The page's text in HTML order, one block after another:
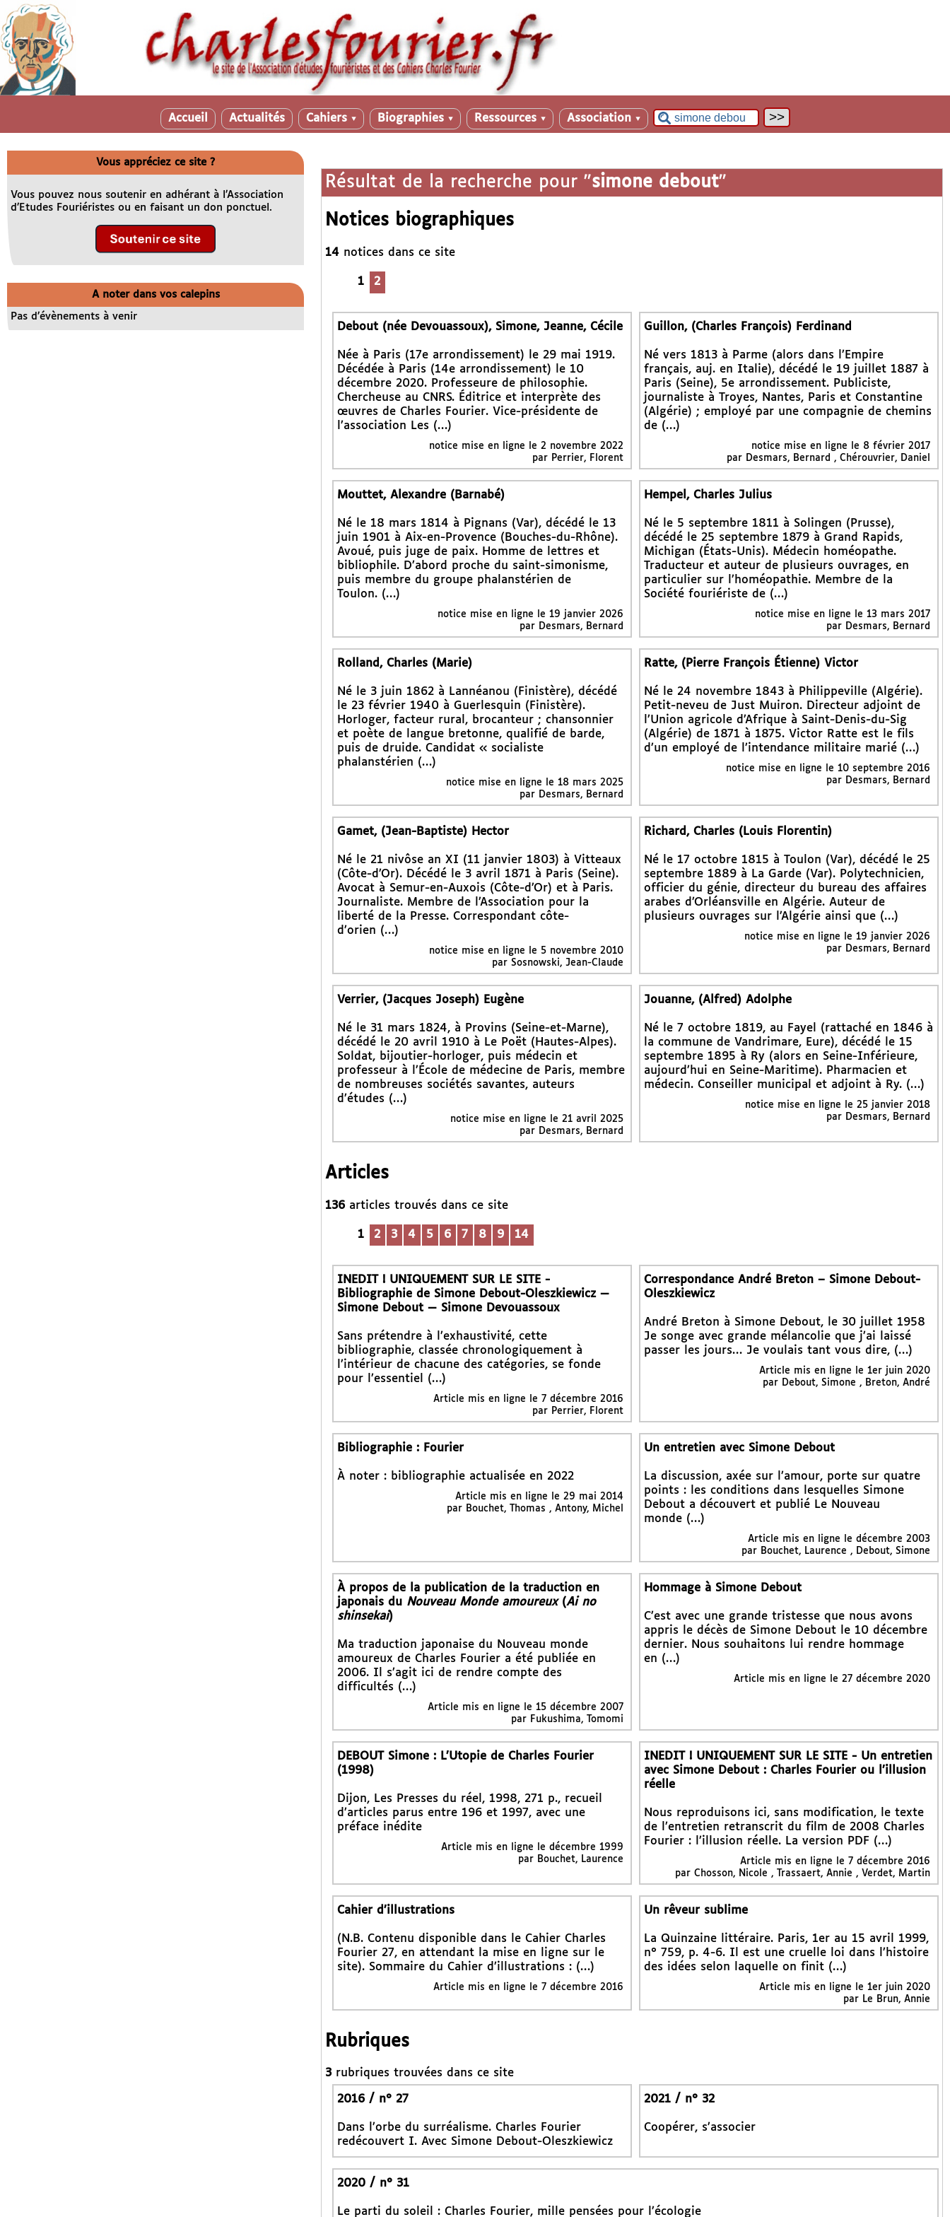
Accueil Actualités Cahiers ▼ Biographies ▼ Ressources ▼ Association ▼
Résultat de la recherche pour "simone debout"
Notices biographiques
14notices dans ce site
1 2
Debout (née Devouassoux), Simone, Jeanne, Cécile
Née à Paris (17e arrondissement) le 29 mai 1919.
Décédée à Paris (14e arrondissement) le 10
décembre 2020. Professeure de philosophie.
Chercheuse au CNRS. Éditrice et interprète des
œuvres de Charles Fourier. Vice-présidente de
l’association Les (…)
notice mise en ligne le 2 novembre 2022
par Perrier, Florent
Guillon, (Charles François) Ferdinand
Né vers 1813 à Parme (alors dans l’Empire
français, auj. en Italie), décédé le 19 juillet 1887 à
Paris (Seine), 5e arrondissement. Publiciste,
journaliste à Troyes, Nantes, Paris et Constantine
(Algérie) ; employé par une compagnie de chemins
de (…)
notice mise en ligne le 8 février 2017
par Desmars, Bernard , Chérouvrier, Daniel
Mouttet, Alexandre (Barnabé)
Né le 18 mars 1814 à Pignans (Var), décédé le 13
juin 1901 à Aix-en-Provence (Bouches-du-Rhône).
Avoué, puis juge de paix. Homme de lettres et
bibliophile. D’abord proche du saint-simonisme,
puis membre du groupe phalanstérien de
Toulon. (…)
notice mise en ligne le 19 janvier 2026
par Desmars, Bernard
Hempel, Charles Julius
Né le 5 septembre 1811 à Solingen (Prusse),
décédé le 25 septembre 1879 à Grand Rapids,
Michigan (États-Unis). Médecin homéopathe.
Traducteur et auteur de plusieurs ouvrages, en
particulier sur l’homéopathie. Membre de la
Société fouriériste de (…)
notice mise en ligne le 13 mars 2017
par Desmars, Bernard
Rolland, Charles (Marie)
Né le 3 juin 1862 à Lannéanou (Finistère), décédé
le 23 février 1940 à Guerlesquin (Finistère).
Horloger, facteur rural, brocanteur ; chansonnier
et poète de langue bretonne, qualifié de barde,
puis de druide. Candidat « socialiste
phalanstérien (…)
notice mise en ligne le 18 mars 2025
par Desmars, Bernard
Ratte, (Pierre François Étienne) Victor
Né le 24 novembre 1843 à Philippeville (Algérie).
Petit-neveu de Just Muiron. Directeur adjoint de
l’Union agricole d’Afrique à Saint-Denis-du-Sig
(Algérie) de 1871 à 1875. Victor Ratte est le fils
d’un employé de l’intendance militaire marié (…)
notice mise en ligne le 10 septembre 2016
par Desmars, Bernard
Gamet, (Jean-Baptiste) Hector
Né le 21 nivôse an XI (11 janvier 1803) à Vitteaux
(Côte-d’Or). Décédé le 3 avril 1871 à Paris (Seine).
Avocat à Semur-en-Auxois (Côte-d’Or) et à Paris.
Journaliste. Membre de l’Association pour la
liberté de la Presse. Correspondant côte-
d’orien (…)
notice mise en ligne le 5 novembre 2010
par Sosnowski, Jean-Claude
Richard, Charles (Louis Florentin)
Né le 17 octobre 1815 à Toulon (Var), décédé le 25
septembre 1889 à La Garde (Var). Polytechnicien,
officier du génie, directeur du bureau des affaires
arabes d’Orléansville en Algérie. Auteur de
plusieurs ouvrages sur l’Algérie ainsi que (…)
notice mise en ligne le 19 janvier 2026
par Desmars, Bernard
Verrier, (Jacques Joseph) Eugène
Né le 31 mars 1824, à Provins (Seine-et-Marne),
décédé le 20 avril 1910 à Le Poët (Hautes-Alpes).
Soldat, bijoutier-horloger, puis médecin et
professeur à l’École de médecine de Paris, membre
de nombreuses sociétés savantes, auteurs
d’études (…)
notice mise en ligne le 21 avril 2025
par Desmars, Bernard
Jouanne, (Alfred) Adolphe
Né le 7 octobre 1819, au Fayel (rattaché en 1846 à
la commune de Vandrimare, Eure), décédé le 15
septembre 1895 à Ry (alors en Seine-Inférieure,
aujourd’hui en Seine-Maritime). Pharmacien et
médecin. Conseiller municipal et adjoint à Ry. (…)
notice mise en ligne le 25 janvier 2018
par Desmars, Bernard
Articles
136articles trouvés dans ce site
1 2 3 4 5 6 7 8 9 14
INEDIT ! UNIQUEMENT SUR LE SITE -
Bibliographie de Simone Debout-Oleszkiewicz —
Simone Debout — Simone Devouassoux
Sans prétendre à l’exhaustivité, cette
bibliographie, classée chronologiquement à
l’intérieur de chacune des catégories, se fonde
pour l’essentiel (…)
Article mis en ligne le 7 décembre 2016
par Perrier, Florent
Correspondance André Breton – Simone Debout-
Oleszkiewicz
André Breton à Simone Debout, le 30 juillet 1958
Je songe avec grande mélancolie que j’ai laissé
passer les jours… Je voulais tant vous dire, (…)
Article mis en ligne le 1er juin 2020
par Debout, Simone , Breton, André
Bibliographie : Fourier
À noter : bibliographie actualisée en 2022
Article mis en ligne le 29 mai 2014
par Bouchet, Thomas , Antony, Michel
Un entretien avec Simone Debout
La discussion, axée sur l’amour, porte sur quatre
points : les conditions dans lesquelles Simone
Debout a découvert et publié Le Nouveau
monde (…)
Article mis en ligne le décembre 2003
par Bouchet, Laurence , Debout, Simone
À propos de la publication de la traduction en
japonais du Nouveau Monde amoureux(Ai no
shinsekai)
Ma traduction japonaise du Nouveau monde
amoureux de Charles Fourier a été publiée en
2006. Il s’agit ici de rendre compte des
difficultés (…)
Article mis en ligne le 15 décembre 2007
par Fukushima, Tomomi
Hommage à Simone Debout
C’est avec une grande tristesse que nous avons
appris le décès de Simone Debout le 10 décembre
dernier. Nous souhaitons lui rendre hommage
en (…)
Article mis en ligne le 27 décembre 2020
DEBOUT Simone : L’Utopie de Charles Fourier
(1998)
Dijon, Les Presses du réel, 1998, 271 p., recueil
d’articles parus entre 196 et 1997, avec une
préface inédite
Article mis en ligne le décembre 1999
par Bouchet, Laurence
INEDIT ! UNIQUEMENT SUR LE SITE - Un entretien
avec Simone Debout : Charles Fourier ou l’illusion
réelle
Nous reproduisons ici, sans modification, le texte
de l’entretien retranscrit du film de 2008 Charles
Fourier : l’illusion réelle. La version PDF (…)
Article mis en ligne le 7 décembre 2016
par Chosson, Nicole , Trassaert, Annie , Verdet, Martin
Cahier d’illustrations
(N.B. Contenu disponible dans le Cahier Charles
Fourier 27, en attendant la mise en ligne sur le
site). Sommaire du Cahier d’illustrations : (…)
Article mis en ligne le 7 décembre 2016
Un rêveur sublime
La Quinzaine littéraire. Paris, 1er au 15 avril 1999,
n° 759, p. 4-6. Il est une cruelle loi dans l’histoire
des idées selon laquelle on finit (…)
Article mis en ligne le 1er juin 2020
par Le Brun, Annie
Rubriques
3rubriques trouvées dans ce site
2016 / n° 27
Dans l’orbe du surréalisme. Charles Fourier
redécouvert I. Avec Simone Debout-Oleszkiewicz
2021 / n° 32
Coopérer, s’associer
2020 / n° 31
Le parti du soleil : Charles Fourier, mille pensées pour l’écologie
Vous appréciez ce site ?
Vous pouvez nous soutenir en adhérant à l’Association
d’Etudes Fouriéristes ou en faisant un don ponctuel.
A noter dans vos calepins
Pas d’évènements à venir